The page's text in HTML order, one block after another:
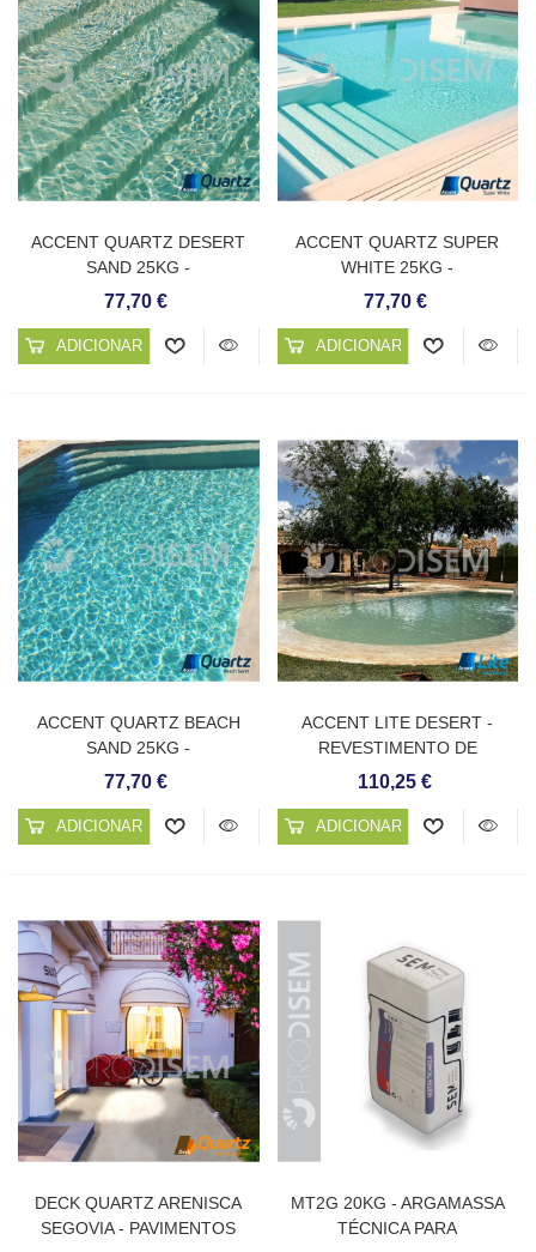
ACCENT QUARTZ DESERT
SAND 25KG -
REVESTIMENTO CONTÍNUO
77,70 €
ADICIONAR AO CARRINHO
ACCENT QUARTZ SUPER
WHITE 25KG -
REVESTIMENTO CONTÍNUO
77,70 €
ADICIONAR AO CARRINHO
ACCENT QUARTZ BEACH
SAND 25KG -
REVESTIMENTO CONTÍNUO
77,70 €
ADICIONAR AO CARRINHO
ACCENT LITE DESERT -
REVESTIMENTO DE
QUARTZO MICRONIZADO
110,25 €
ADICIONAR AO CARRINHO
DECK QUARTZ ARENISCA
SEGOVIA - PAVIMENTOS
MT2G 20KG - ARGAMASSA
TÉCNICA PARA